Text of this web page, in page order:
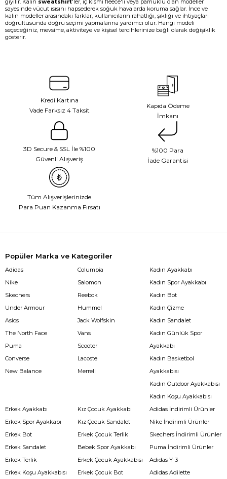
sayesinde vücut ısısını hapsederek soğuk havalarda koruma sağlar. İnce ve
kalın modeller arasındaki farklar, kullanıcıların rahatlığı, şıklığı ve ihtiyaçları
doğrultusunda doğru seçimi yapmalarına yardımcı olur. Hangi modeli
seçeceğiniz, mevsime, aktiviteye ve kişisel tercihlerinize bağlı olarak değişiklik
gösterir.
Kredi Kartına
Vade Farksız 4 Taksit
Kapıda Ödeme
İmkanı
3D Secure & SSL İle %100
Güvenli Alışveriş
%100 Para
İade Garantisi
Tüm Alışverişlerinizde
Para Puan Kazanma Fırsatı
Popüler Marka ve Kategoriler
Adidas
Nike
Skechers
Under Armour
Asics
The North Face
Puma
Converse
New Balance
Columbia
Salomon
Reebok
Hummel
Jack Wolfskin
Vans
Scooter
Lacoste
Merrell
Kadın Ayakkabı
Kadın Spor Ayakkabı
Kadın Bot
Kadın Çizme
Kadın Sandalet
Kadın Günlük Spor
Ayakkabı
Kadın Basketbol
Ayakkabısı
Kadın Outdoor Ayakkabısı
Kadın Koşu Ayakkabısı
Erkek Ayakkabı
Erkek Spor Ayakkabı
Erkek Bot
Erkek Sandalet
Erkek Terlik
Erkek Koşu Ayakkabısı
Kız Çocuk Ayakkabı
Kız Çocuk Sandalet
Erkek Çocuk Terlik
Bebek Spor Ayakkabı
Erkek Çocuk Ayakkabısı
Erkek Çocuk Bot
Adidas İndirimli Ürünler
Nike İndirimli Ürünler
Skechers İndirimli Ürünler
Puma İndirimli Ürünler
Adidas Y-3
Adidas Adilette